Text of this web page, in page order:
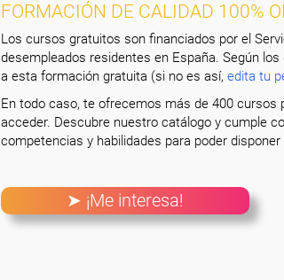
FORMACIÓN DE CALIDAD 100%
Los cursos gratuitos son financiados por el
desempleados residentes en España. Según
a esta formación gratuita (si no es así, edita tu
En todo caso, te ofrecemos más de 400 cursos
acceder. Descubre nuestro catálogo y cumple
competencias y habilidades para poder
➤ ¡Me interesa!